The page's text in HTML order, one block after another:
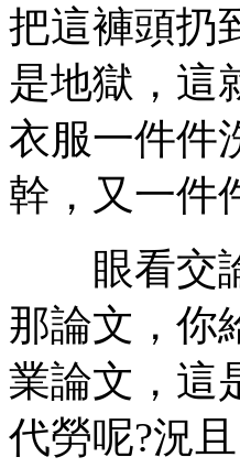
把這褲頭扔
是地獄，這
衣服一件件
幹，又一件
眼看交論
那論文，你
業論文，這
代勞呢?況